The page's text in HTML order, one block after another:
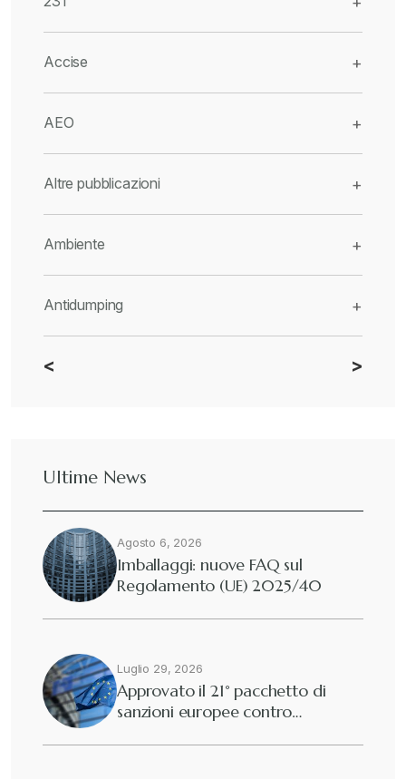
Accise +
AEO +
Altre pubblicazioni +
Ambiente +
Antidumping +
CBAM +
Deforestazione
Diritto tributario internazionale
Dogane
Eutekne
< >
Ultime News
Agosto 6, 2026
Imballaggi: nuove FAQ sul
Regolamento (UE) 2025/40
Luglio 29, 2026
Approvato il 21° pacchetto di
sanzioni europee contro…